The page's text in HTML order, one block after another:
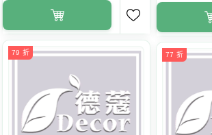
79 折 77 折